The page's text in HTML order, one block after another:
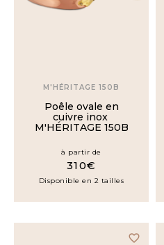
M'HÉRITAGE 150B
Poêle ovale en
cuivre inox
M'HÉRITAGE 150B
à partir de
310€
Disponible en 2 tailles
favorite_border